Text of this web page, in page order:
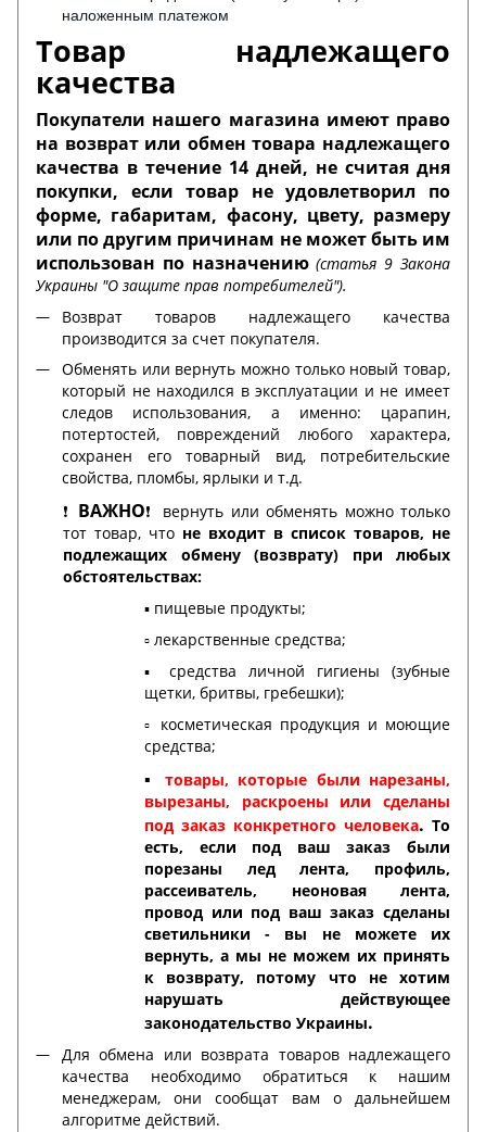
наложенным платежом
Товар надлежащего
качества
Покупатели нашего магазина имеют право
на возврат или обмен товара надлежащего
качества в течение 14 дней, не считая дня
покупки, если товар не удовлетворил по
форме, габаритам, фасону, цвету, размеру
или по другим причинам не может быть им
использован по назначению(статья 9 Закона
Украины "О защите прав потребителей").
Возврат товаров надлежащего качества
производится за счет покупателя.
Обменять или вернуть можно только новый товар,
который не находился в эксплуатации и не имеет
следов использования, а именно: царапин,
потертостей, повреждений любого характера,
сохранен его товарный вид, потребительские
свойства, пломбы, ярлыки и т.д.
❗️ ВАЖНО❗️ вернуть или обменять можно только
тот товар, что не входит в список товаров, не
подлежащих обмену (возврату) при любых
обстоятельствах:
▪️ пищевые продукты;
▫️ лекарственные средства;
▪️ средства личной гигиены (зубные
щетки, бритвы, гребешки);
▫️ косметическая продукция и моющие
средства;
▪️ товары, которые были нарезаны,
вырезаны, раскроены или сделаны
под заказ конкретного человека. То
есть, если под ваш заказ были
порезаны лед лента, профиль,
рассеиватель, неоновая лента,
провод или под ваш заказ сделаны
светильники - вы не можете их
вернуть, а мы не можем их принять
к возврату, потому что не хотим
нарушать действующее
законодательство Украины.
Для обмена или возврата товаров надлежащего
качества необходимо обратиться к нашим
менеджерам, они сообщат вам о дальнейшем
алгоритме действий.